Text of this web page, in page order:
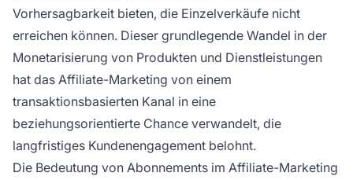
Vorhersagbarkeit bieten, die Einzelverkäufe nicht
erreichen können. Dieser grundlegende Wandel in der
Monetarisierung von Produkten und Dienstleistungen
hat das Affiliate-Marketing von einem
transaktionsbasierten Kanal in eine
beziehungsorientierte Chance verwandelt, die
langfristiges Kundenengagement belohnt.
Die Bedeutung von Abonnements im Affiliate-Marketing